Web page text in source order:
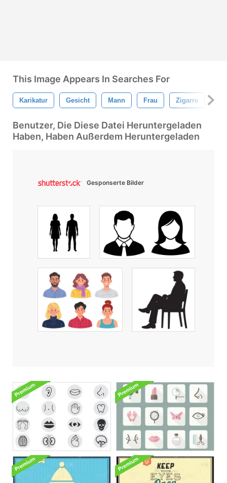
This Image Appears In Searches For
Karikatur Gesicht Mann Frau Zigarre
Benutzer, Die Diese Datei Heruntergeladen
Haben, Haben Außerdem Heruntergeladen
Gesponserte Bilder